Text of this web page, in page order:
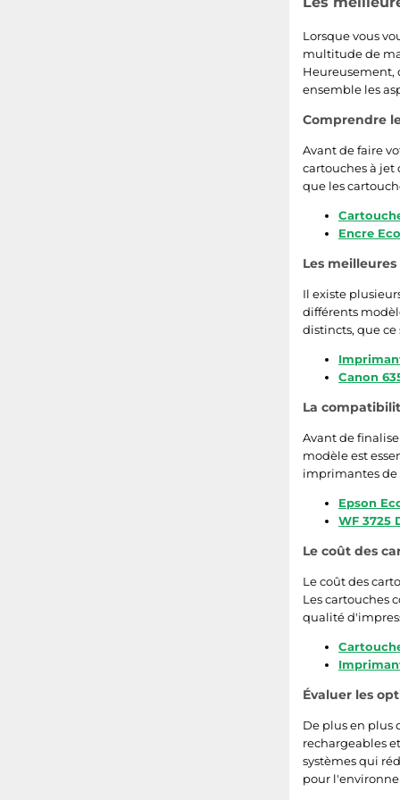
Lorsque vous
multitude de
Heureusement,
ensemble les
Comprendre
Avant de faire
cartouches à jet
que les
Encre
Les
Il existe
différents
distincts, que
Canon
La
Avant de
modèle est
imprimantes de
Epson
WF 3725
Le coût des
Le coût des
Les cartouches
qualité
Évaluer les
De plus en plus
rechargeables
systèmes qui
pour